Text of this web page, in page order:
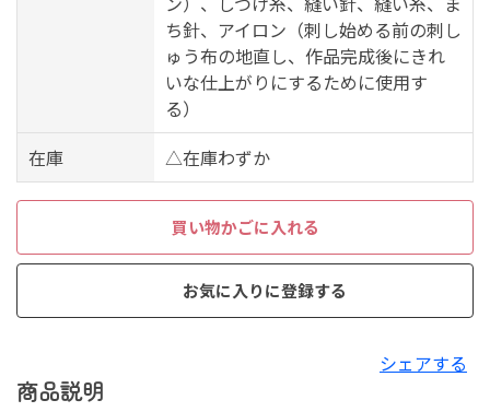
ち針、アイロン（刺し始める前の刺し
ゅう布の地直し、作品完成後にきれ
いな仕上がりにするために使用す
る）
在庫
△在庫わずか
買い物かごに入れる
お気に入りに登録する
シェアする
商品説明